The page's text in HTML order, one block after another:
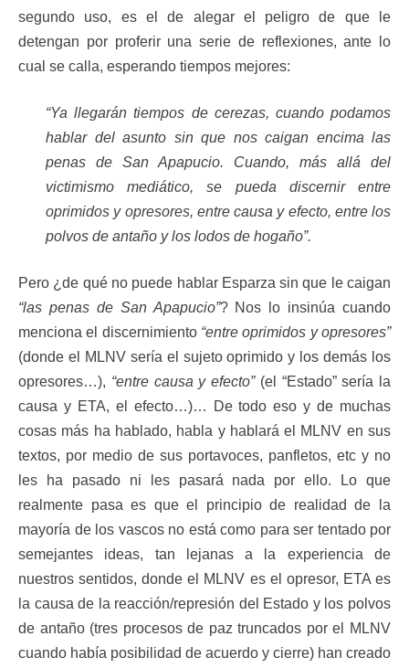
segundo uso, es el de alegar el peligro de que le
detengan por proferir una serie de reflexiones, ante lo
cual se calla, esperando tiempos mejores:
“Ya llegarán tiempos de cerezas, cuando podamos
hablar del asunto sin que nos caigan encima las
penas de San Apapucio. Cuando, más allá del
victimismo mediático, se pueda discernir entre
oprimidos y opresores, entre causa y efecto, entre los
polvos de antaño y los lodos de hogaño”.
Pero ¿de qué no puede hablar Esparza sin que le caigan
“las penas de San Apapucio”? Nos lo insinúa cuando
menciona el discernimiento “entre oprimidos y opresores”
(donde el MLNV sería el sujeto oprimido y los demás los
opresores…), “entre causa y efecto”(el “Estado” sería la
causa y ETA, el efecto…)… De todo eso y de muchas
cosas más ha hablado, habla y hablará el MLNV en sus
textos, por medio de sus portavoces, panfletos, etc y no
les ha pasado ni les pasará nada por ello. Lo que
realmente pasa es que el principio de realidad de la
mayoría de los vascos no está como para ser tentado por
semejantes ideas, tan lejanas a la experiencia de
nuestros sentidos, donde el MLNV es el opresor, ETA es
la causa de la reacción/represión del Estado y los polvos
de antaño (tres procesos de paz truncados por el MLNV
cuando había posibilidad de acuerdo y cierre) han creado